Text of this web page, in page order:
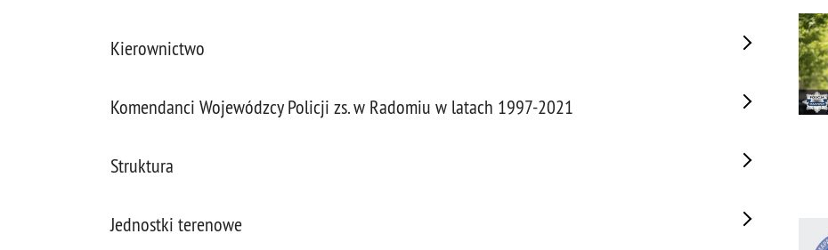
Kierownictwo
Komendanci Wojewódzcy Policji zs. w Radomiu w latach 1997-2021
Struktura
Jednostki terenowe